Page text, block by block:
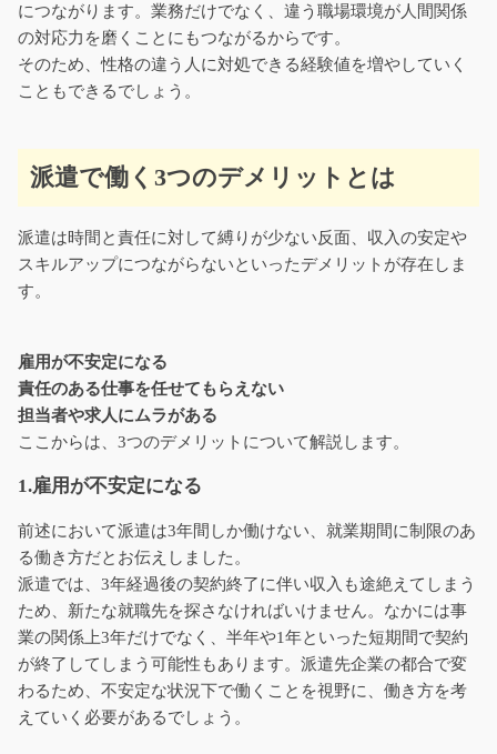
につながります。業務だけでなく、違う職場環境が人間関係
の対応力を磨くことにもつながるからです。
そのため、性格の違う人に対処できる経験値を増やしていく
こともできるでしょう。
派遣で働く3つのデメリットとは
派遣は時間と責任に対して縛りが少ない反面、収入の安定や
スキルアップにつながらないといったデメリットが存在しま
す。
雇用が不安定になる
責任のある仕事を任せてもらえない
担当者や求人にムラがある
ここからは、3つのデメリットについて解説します。
1.雇用が不安定になる
前述において派遣は3年間しか働けない、就業期間に制限のあ
る働き方だとお伝えしました。
派遣では、3年経過後の契約終了に伴い収入も途絶えてしまう
ため、新たな就職先を探さなければいけません。なかには事
業の関係上3年だけでなく、半年や1年といった短期間で契約
が終了してしまう可能性もあります。派遣先企業の都合で変
わるため、不安定な状況下で働くことを視野に、働き方を考
えていく必要があるでしょう。